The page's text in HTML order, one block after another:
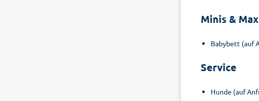
Minis &
Babybett (auf
Service
Hunde (auf